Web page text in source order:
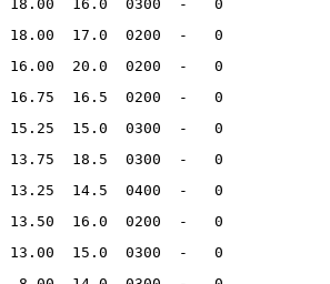
18.00  16.0  0300  -   0
18.00  17.0  0200  -   0
16.00  20.0  0200  -   0
16.75  16.5  0200  -   0
15.25  15.0  0300  -   0
13.75  18.5  0300  -   0
13.25  14.5  0400  -   0
13.50  16.0  0200  -   0
13.00  15.0  0300  -   0